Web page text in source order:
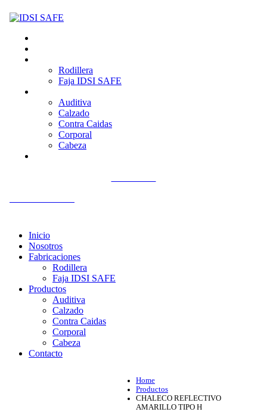
Rodillera
Faja IDSI SAFE
Auditiva
Calzado
Contra Caidas
Corporal
Cabeza
Inicio
Nosotros
Fabricaciones
Rodillera
Faja IDSI SAFE
Productos
Auditiva
Calzado
Contra Caidas
Corporal
Cabeza
Contacto
Home
Productos
CHALECO REFLECTIVO
AMARILLO TIPO H